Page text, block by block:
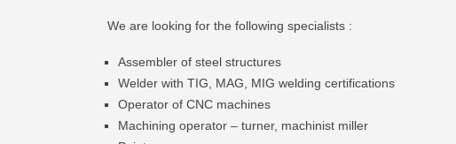
We are looking for the following specialists :
Assembler of steel structures
Welder with TIG, MAG, MIG welding certifications
Operator of CNC machines
Machining operator – turner, machinist miller